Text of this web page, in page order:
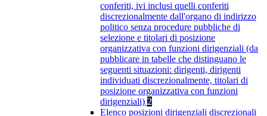
conferiti, ivi inclusi quelli conferiti
discrezionalmente dall'organo di indirizzo
politico senza procedure pubbliche di
selezione e titolari di posizione
organizzativa con funzioni dirigenziali (da
pubblicare in tabelle che distinguano le
seguenti situazioni: dirigenti, dirigenti
individuati discrezionalmente, titolari di
posizione organizzativa con funzioni
dirigenziali) 2
Elenco posizioni dirigenziali discrezionali